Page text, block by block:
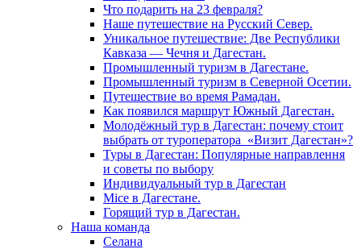
Что подарить на 23 февраля?
Наше путешествие на Русский Север.
Уникальное путешествие: Две Республики
Кавказа — Чечня и Дагестан.
Промышленный туризм в Дагестане.
Промышленный туризм в Северной Осетии.
Путешествие во время Рамадан.
Как появился маршрут Южный Дагестан.
Молодёжный тур в Дагестан: почему стоит
выбрать от туроператора «Визит Дагестан»?
Туры в Дагестан: Популярные направлення
и советы по выбору
Индивидуальный тур в Дагестан
Mice в Дагестане.
Горящий тур в Дагестан.
Наша команда
Селана